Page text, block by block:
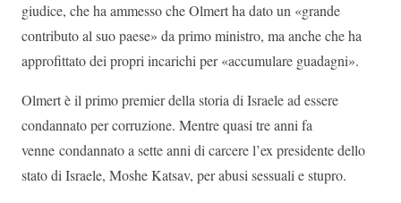
giudice, che ha ammesso che Olmert ha dato un «grande
contributo al suo paese» da primo ministro, ma anche che ha
approfittato dei propri incarichi per «accumulare guadagni».
Olmert è il primo premier della storia di Israele ad essere
condannato per corruzione. Mentre quasi tre anni fa
venne condannato a sette anni di carcere l’ex presidente dello
stato di Israele, Moshe Katsav, per abusi sessuali e stupro.